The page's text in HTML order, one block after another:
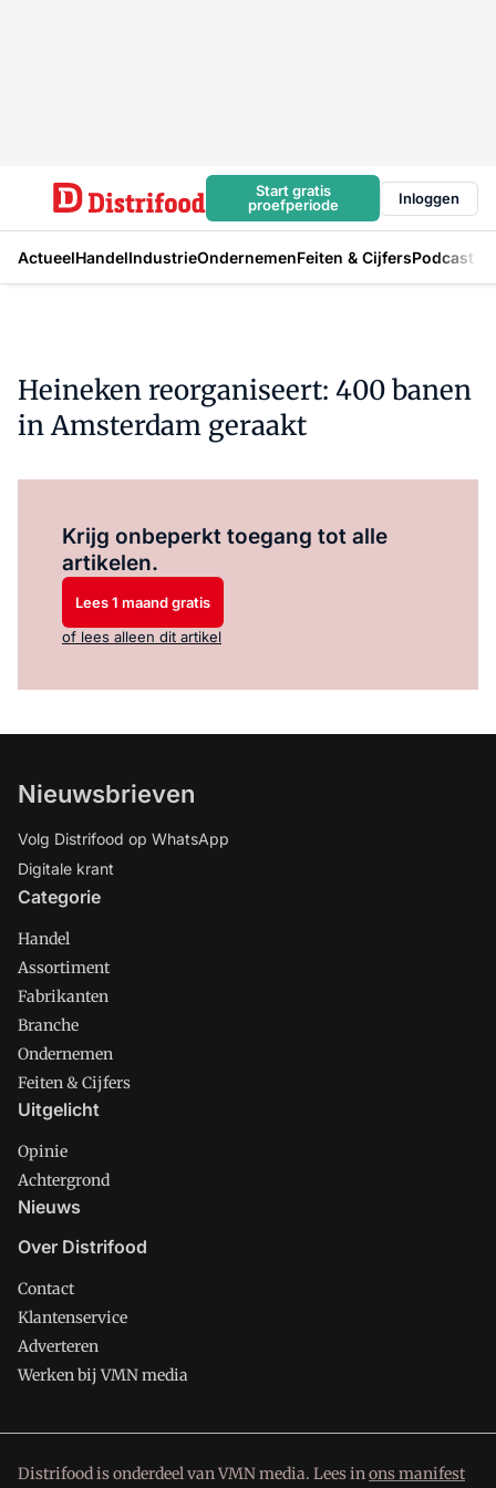
Start gratis
proefperiode
Inloggen
ActueelHandelIndustrieOndernemenFeiten & CijfersPodcast
Heineken reorganiseert: 400 banen
in Amsterdam geraakt
Krijg onbeperkt toegang tot alle
artikelen.
Lees 1 maand gratis
of lees alleen dit artikel
Nieuwsbrieven
Volg Distrifood op WhatsApp
Digitale krant
Categorie
Handel
Assortiment
Fabrikanten
Branche
Ondernemen
Feiten & Cijfers
Uitgelicht
Opinie
Achtergrond
Nieuws
Over Distrifood
Contact
Klantenservice
Adverteren
Werken bij VMN media
Distrifood is onderdeel van VMN media. Lees inons manifest